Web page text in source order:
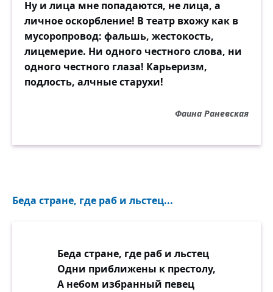
Ну и лица мне попадаются, не лица, а
личное оскорбление! В театр вхожу как в
мусоропровод: фальшь, жестокость,
лицемерие. Ни одного честного слова, ни
одного честного глаза! Карьеризм,
подлость, алчные старухи!
Фаина Раневская
Беда стране, где раб и льстец...
Беда стране, где раб и льстец
Одни приближены к престолу,
А небом избранный певец